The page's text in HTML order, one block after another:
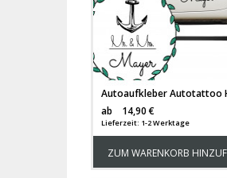
ab
14,90 €
Lieferzeit: 1-2 Werktage
ZUM WARENKORB